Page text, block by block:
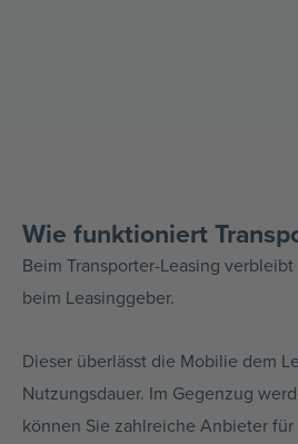
Wie funktioniert
Beim Transporter-Leasing
beim Leasinggeber.
Dieser überlässt die Mobilie dem
Nutzungsdauer. Im Gegenzug
können Sie zahlreiche Anbieter